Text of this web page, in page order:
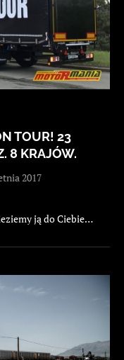
TOUR! 23
8 KRAJÓW.
2017
ją do Ciebie…